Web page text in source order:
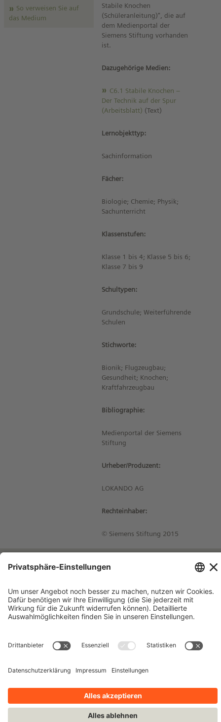
So verweisen Sie auf
das Medium
Stabile Knochen
(Schüleranleitung)“, die auf
dem Medienportal der
Siemens Stiftung vorhanden
ist.
Dazugehörige Medien:
C6.1 Stabile Knochen –
Der Technik auf der Spur
(Arbeitsblatt) (Text)
Lernobjekttyp:
Sachinformation
Fächer:
Biologie; Chemie; Physik;
Sachunterricht
Klassenstufen:
Klasse 1 bis 4; Klasse 5 bis 6;
Klasse 7 bis 9
Schultypen:
Grundschule; Weiterführende
Schulen
Stichworte:
Bionik; Flugzeugbau;
Gesundheit; Knochen;
Kraftfahrzeugbau
Bibliographie:
Medienportal der Siemens
Stiftung
Urheber/Produzent:
LOKANDO AG
Rechteinhaber:
© Siemens Stiftung 2015
Impressum
Kontakt
Datenschutzhinweise
Bleiben Sie auf dem Laufenden!